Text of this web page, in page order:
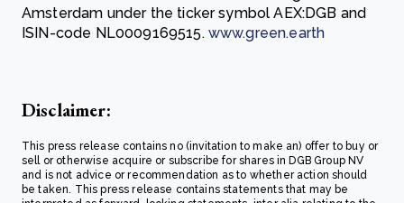
Amsterdam under the ticker symbol AEX:DGB and
ISIN-code NL0009169515. www.green.earth
Disclaimer:
This press release contains no (invitation to make an) offer to buy or
sell or otherwise acquire or subscribe for shares in DGB Group NV
and is not advice or recommendation as to whether action should
be taken. This press release contains statements that may be